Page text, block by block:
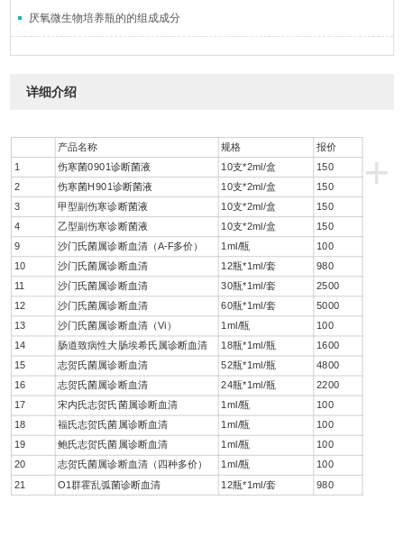
厌氧微生物培养瓶的的组成成分
详细介绍
+
产品名称 规格 报价
1 伤寒菌0901诊断菌液 10支*2ml/盒
150
2
伤寒菌H901诊断菌液 10支*2ml/盒 150
3 甲型副伤寒诊断菌液 10支*2ml/盒 150
4 乙型副伤寒诊断菌液 10支*2ml/盒
150
9
沙门氏菌属诊断血清（A-F多价） 1ml/瓶
100
10
沙门氏菌属诊断血清 12瓶*1ml/套 980
11 沙门氏菌属诊断血清 30瓶*1ml/套 2500
12 沙门氏菌属诊断血清 60瓶*1ml/套
5000
13
沙门氏菌属诊断血清（Vi） 1ml/瓶
100
14
肠道致病性大肠埃希氏属诊断血清 18瓶*1ml/瓶
1600
15
志贺氏菌属诊断血清 52瓶*1ml/瓶 4800
16 志贺氏菌属诊断血清 24瓶*1ml/瓶
2200
17
宋内氏志贺氏菌属诊断血清 1ml/瓶
100
18
福氏志贺氏菌属诊断血清 1ml/瓶
100
19
鲍氏志贺氏菌属诊断血清 1ml/瓶
100
20
志贺氏菌属诊断血清（四种多价） 1ml/瓶
100
21
O1群霍乱弧菌诊断血清 12瓶*1ml/套 980